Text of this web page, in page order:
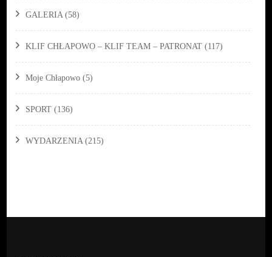
GALERIA (58)
KLIF CHŁAPOWO – KLIF TEAM – PATRONAT (117)
Moje Chłapowo (5)
SPORT (136)
WYDARZENIA (215)